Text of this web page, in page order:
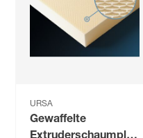
URSA
Gewaffelte